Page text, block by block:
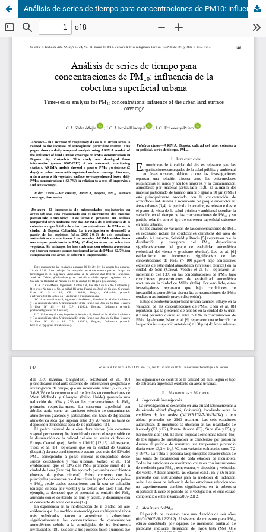
Análisis de series de tiempo para concentraciones de PM10: influencia de la cobertura superficial urbana